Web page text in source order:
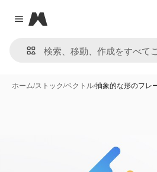
Close menu
Magnific
ホーム/ストック/ベクトル/抽象的な形のフレ